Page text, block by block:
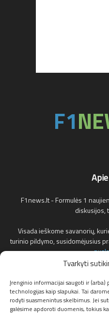
Tvarkyti
Įrenginio informacijai saugoti ir (arba)
technologijas kaip slapukai. Tai
rodyti suasmenintus skelbimus. Jei
galėsime apdoroti duomenis, tokius
F1news.lt - Formulės 1
diskusijos,
Visada ieškome savanorių,
turinio pildymo, susidomėjusius
Susisiekite: